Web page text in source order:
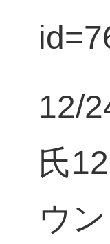
12/
氏
ウン